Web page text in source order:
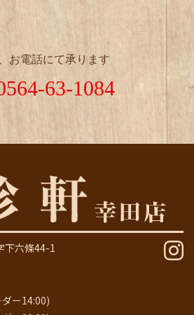
お電話にて承ります
63-1084
下六條44-1
ー14:00)